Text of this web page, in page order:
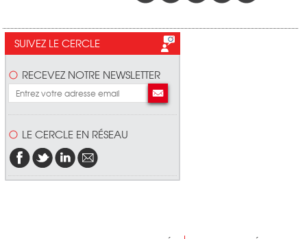
SUIVEZ LE CERCLE
RECEVEZ NOTRE NEWSLETTER
LE CERCLE EN RÉSEAU